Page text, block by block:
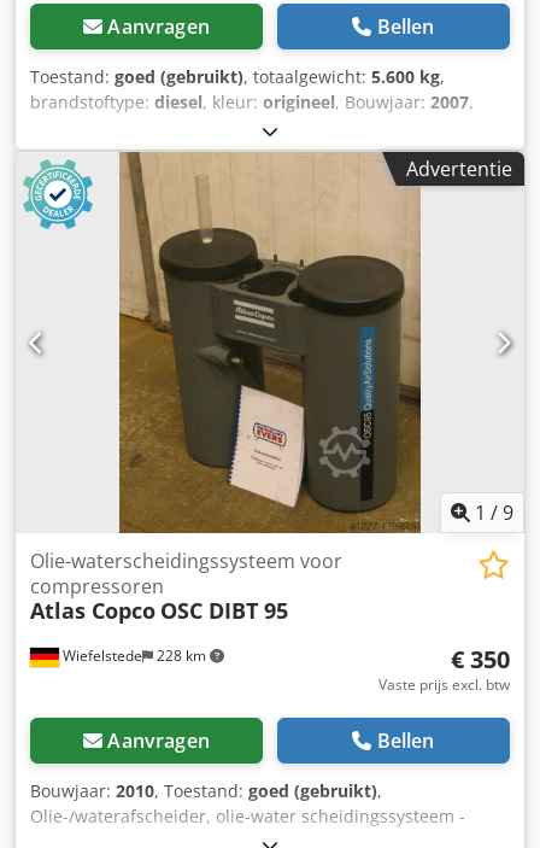
Aanvragen Bellen
Toestand: goed (gebruikt), totaalgewicht: 5.600 kg,
brandstoftype: diesel, kleur: origineel, Bouwjaar: 2007,
YA3-062658-70614985
GEPRODUCEERD DOOR ATLSCOPCO TYPE XAMS406CD S/N
YA3-062658-70614985 JAAR 2007 VERMOGEN (kW) 186
UITGEVEN. (m3/min) 24,5 CIS (bar) 8.6 OMVORMER Nr
WBUD. ONTVOCHTIGER nr WISSELAAR nr GEKOELDE
(POW/WATER) lucht OP DE TANK nr DOCUMENTEN nr
Cedpfx Ajvrfkyemyerf NIEUW/GEBRUIKT GEBRUIKT
Advertentie
1 /9
Wiefelstede 228 km
Olie-waterscheidingssysteem voor
compressoren
Atlas Copco OSC DIBT 95
€ 350
Vaste prijs excl. btw
Aanvragen Bellen
Bouwjaar: 2010, Toestand: goed (gebruikt),
Olie-/waterafscheider, olie-water scheidingssysteem -
Afmetingen: 660/260/H700 mm Cjdpfx Amjb A Sgkeyorf -